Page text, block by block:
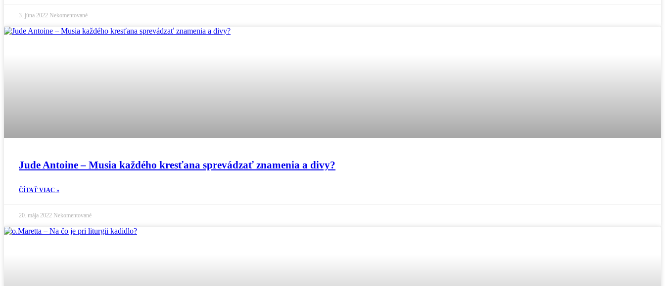
3. júna 2022 Nekomentované
Jude Antoine – Musia každého kresťana sprevádzať znamenia a divy?
ČÍTAŤ VIAC »
20. mája 2022 Nekomentované